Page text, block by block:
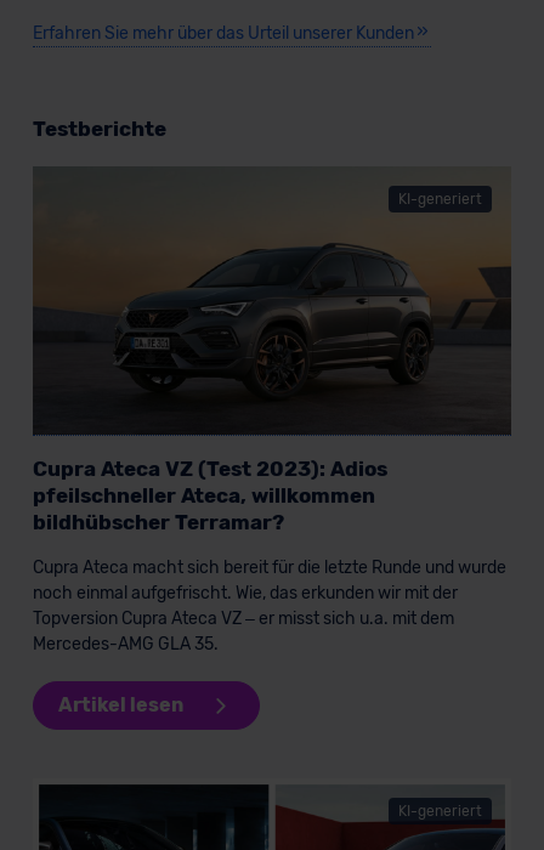
unserem Datenschutzbeauftragten unter
Erfahren Sie mehr über das Urteil unserer Kunden
Testberichte
KI-generiert
Cupra Ateca VZ (Test 2023): Adios
pfeilschneller Ateca, willkommen
bildhübscher Terramar?
Cupra Ateca macht sich bereit für die letzte Runde und wurde
noch einmal aufgefrischt. Wie, das erkunden wir mit der
Topversion Cupra Ateca VZ – er misst sich u.a. mit dem
Mercedes-AMG GLA 35.
Artikel lesen
KI-generiert